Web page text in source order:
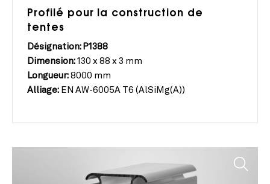
Profilé pour la construction de
tentes
Désignation: P1388
Dimension: 130 x 88 x 3 mm
Longueur: 8000 mm
Alliage: EN AW-6005A T6 (AlSiMg(A))